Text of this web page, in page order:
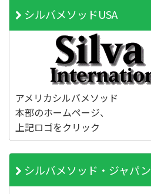
シルバメソッドUSA
アメリカシルバメソッド
本部のホームページ、
上記ロゴをクリック
シルバメソッド・ジャパン